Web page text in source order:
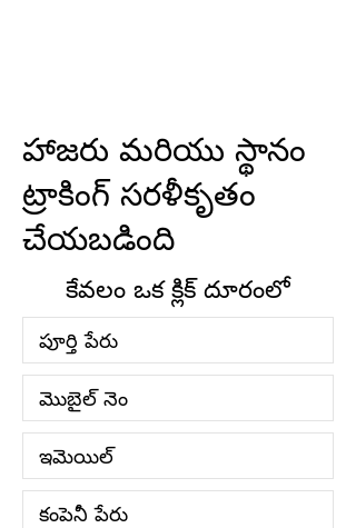
హాజరు మరియు స్థానం
ట్రాకింగ్ సరళీకృతం
చేయబడింది
కేవలం ఒక క్లిక్ దూరంలో